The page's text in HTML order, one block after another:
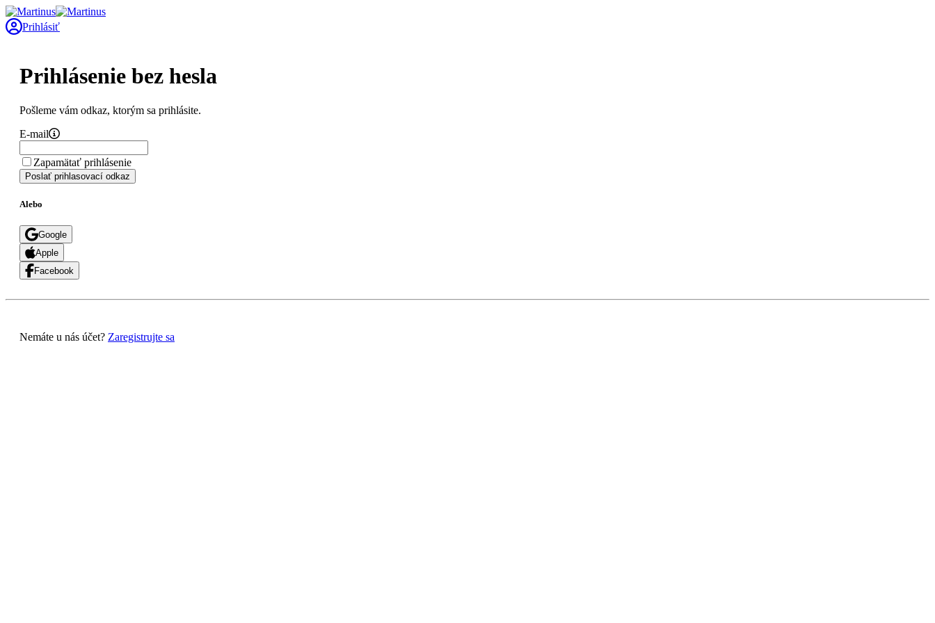
Prihlásiť
Prihlásenie bez hesla
Pošleme vám odkaz, ktorým sa prihlásite.
E-mail
Zapamätať prihlásenie
Poslať prihlasovací odkaz
Alebo
Google
Apple
Facebook
Nemáte u nás účet? Zaregistrujte sa